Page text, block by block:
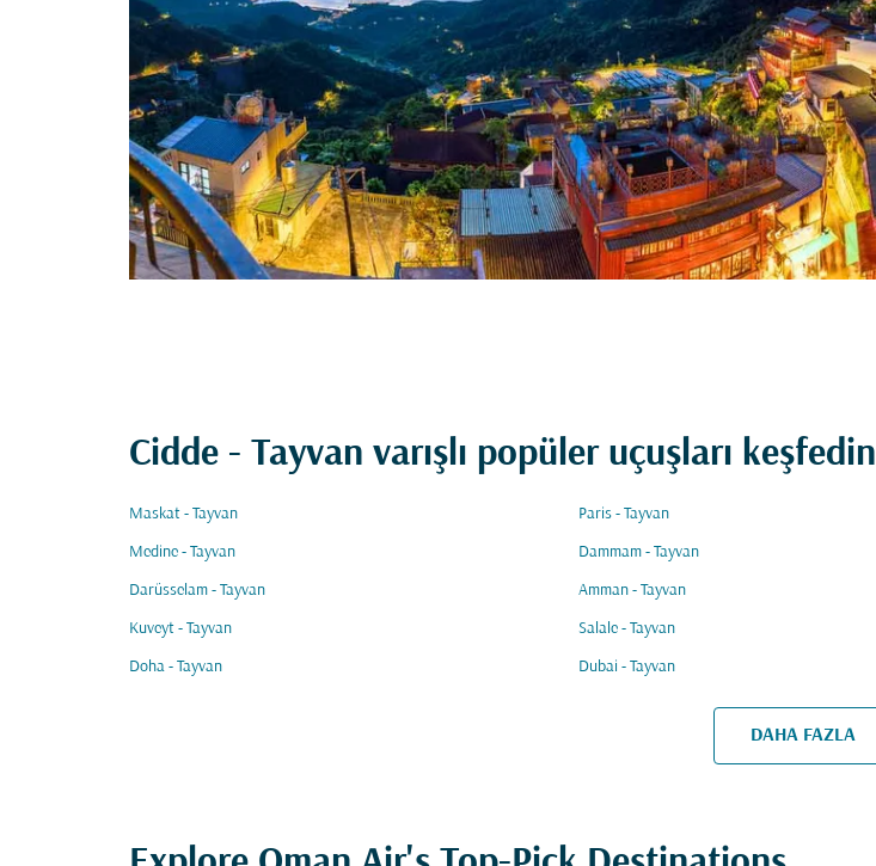
Cidde - Tayvan varışlı popüler uçuşları keşfedin
Maskat - Tayvan Paris - Tayvan
Medine - Tayvan Dammam - Tayvan
Darüsselam - Tayvan Amman - Tayvan
Kuveyt - Tayvan Salale - Tayvan
Doha - Tayvan Dubai - Tayvan
DAHA FAZLA